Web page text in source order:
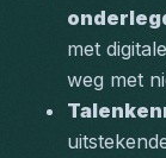
met
weg met